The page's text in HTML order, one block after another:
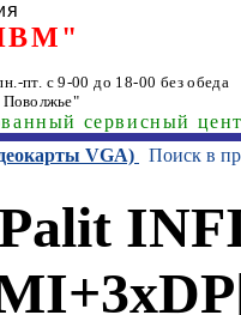
пт. с 9-00 до 18-00 без обеда
сервисный
VGA) Поиск в
Palit